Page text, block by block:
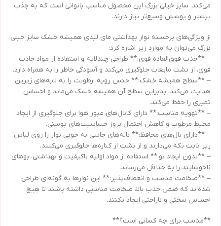
می‌کند. سایز خیلی بزرگ این محصول مناسب بانوانی است که به جذب
بیشتر و پوشش وسیع‌تر نیاز دارند.
از ویژگی‌های برجسته نوار بهداشتی مای لیدی همیشه خشک سایز خیلی
بزرگ می‌توان به موارد زیر اشاره کرد:
– **جذب فوق‌العاده قوی:** طراحی چندلایه و استفاده از مواد جاذب
قوی، از نشت مایعات جلوگیری می‌کند و آسودگی خاطر را به همراه دارد.
– **سطح همیشه خشک:** جنس رویه، رطوبت را به لایه‌های زیرین
هدایت می‌کند، بنابراین سطح آن همیشه خشک می‌ماند و احساس
تمیزی را حفظ می‌کند.
– **تهویه مناسب:** دارای کانال‌های عبور هوا برای جلوگیری از ایجاد
محیط مرطوب و کاهش احتمال بروز حساسیت‌های پوستی.
– **دارای بال‌های محافظ:** باله‌های جانبی به خوبی نوار را روی لباس
زیر ثابت نگه می‌دارند و از نشت از کناره‌ها جلوگیری می‌کنند.
– **بدون ایجاد بو:** استفاده از مواد اولیه باکیفیت و بهداشتی، بوهای
ناخوشایند را به حداقل می‌رساند.
– **ضخامت مناسب و انعطاف‌پذیر:** این نوارها به گونه‌ای طراحی
شده‌اند که ضمن جذب بالا، ضخامت مناسبی داشته باشند تا هیچ
احساس سختی و ناراحتی ایجاد نکنند.
**مناسب برای چه کسانی است؟**